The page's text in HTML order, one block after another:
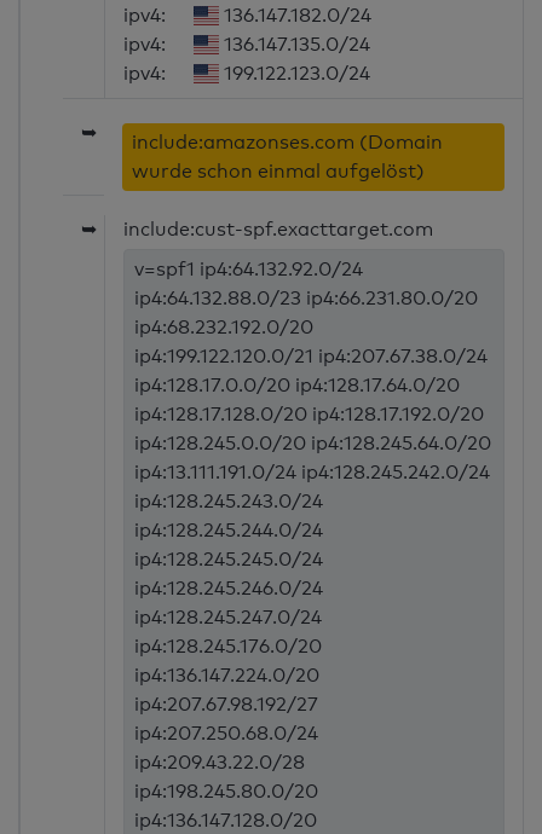
ipv4:
136.147.182.0/24
ipv4:
136.147.135.0/24
ipv4:
199.122.123.0/24
➥
include:amazonses.com (Domain
wurde schon einmal aufgelöst)
➥
include:cust-spf.exacttarget.com
v=spf1 ip4:64.132.92.0/24
ip4:64.132.88.0/23 ip4:66.231.80.0/20
ip4:68.232.192.0/20
ip4:199.122.120.0/21 ip4:207.67.38.0/24
ip4:128.17.0.0/20 ip4:128.17.64.0/20
ip4:128.17.128.0/20 ip4:128.17.192.0/20
ip4:128.245.0.0/20 ip4:128.245.64.0/20
ip4:13.111.191.0/24 ip4:128.245.242.0/24
ip4:128.245.243.0/24
ip4:128.245.244.0/24
ip4:128.245.245.0/24
ip4:128.245.246.0/24
ip4:128.245.247.0/24
ip4:128.245.176.0/20
ip4:136.147.224.0/20
ip4:207.67.98.192/27
ip4:207.250.68.0/24
ip4:209.43.22.0/28
ip4:198.245.80.0/20
ip4:136.147.128.0/20